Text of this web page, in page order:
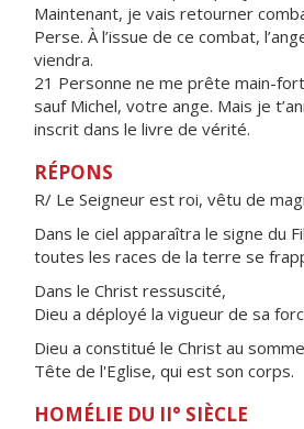
Maintenant, je vais retourner
Perse. À l’issue de ce combat,
viendra.
21 Personne ne me prête main-
sauf Michel, votre ange. Mais je
inscrit dans le livre de vérité.
RÉPONS
R/ Le Seigneur est roi, vêtu de
Dans le ciel apparaîtra le signe du
toutes les races de la terre se
Dans le Christ ressuscité,
Dieu a déployé la vigueur de sa
Dieu a constitué le Christ au
Tête de l'Eglise, qui est son corps.
HOMÉLIE DU II° SIÈCLE